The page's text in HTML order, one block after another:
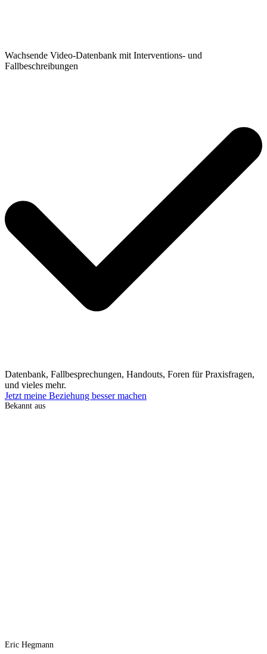
Wachsende Video-Datenbank mit Interventions- und
Fallbeschreibungen
Datenbank, Fallbesprechungen, Handouts, Foren für Praxisfragen,
und vieles mehr.
Jetzt meine Beziehung besser machen
Bekannt aus
Eric Hegmann